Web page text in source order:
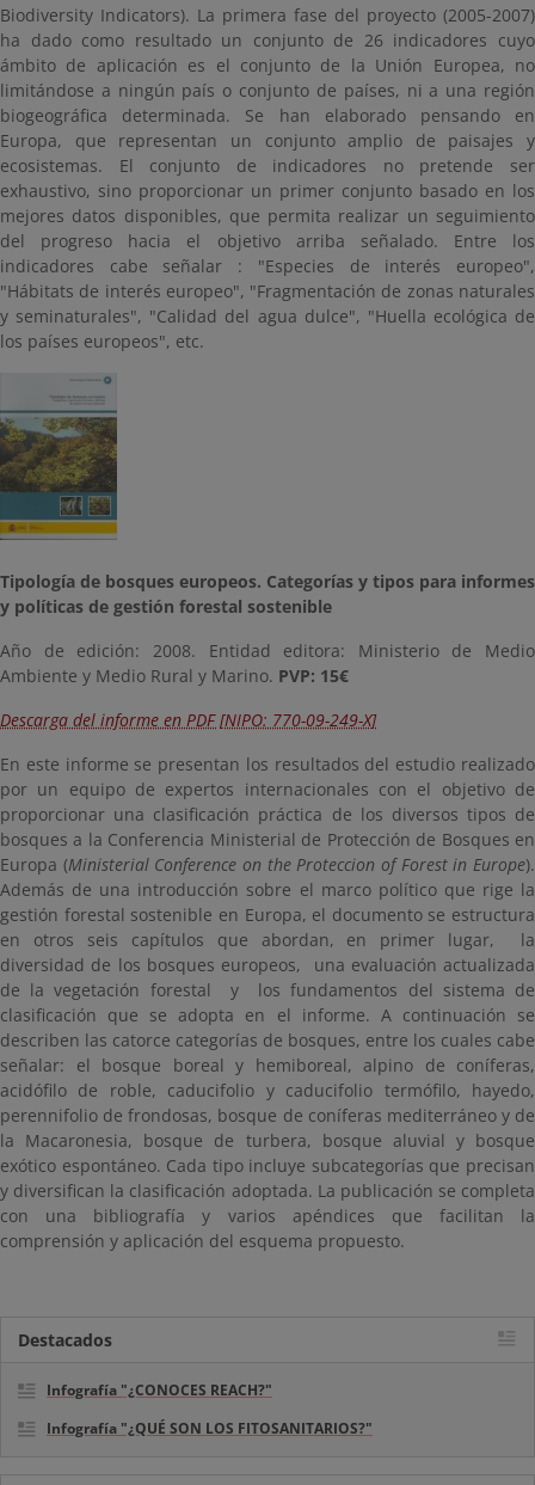
Biodiversity Indicators). La primera fase del proyecto (2005-2007)
ha dado como resultado un conjunto de 26 indicadores cuyo
ámbito de aplicación es el conjunto de la Unión Europea, no
limitándose a ningún país o conjunto de países, ni a una región
biogeográfica determinada. Se han elaborado pensando en
Europa, que representan un conjunto amplio de paisajes y
ecosistemas. El conjunto de indicadores no pretende ser
exhaustivo, sino proporcionar un primer conjunto basado en los
mejores datos disponibles, que permita realizar un seguimiento
del progreso hacia el objetivo arriba señalado. Entre los
indicadores cabe señalar : "Especies de interés europeo",
"Hábitats de interés europeo", "Fragmentación de zonas naturales
y seminaturales", "Calidad del agua dulce", "Huella ecológica de
los países europeos", etc.
Tipología de bosques europeos. Categorías y tipos para informes
y políticas de gestión forestal sostenible
Año de edición: 2008. Entidad editora: Ministerio de Medio
Ambiente y Medio Rural y Marino. PVP: 15€
Descarga del informe en PDF [NIPO: 770-09-249-X]
En este informe se presentan los resultados del estudio realizado
por un equipo de expertos internacionales con el objetivo de
proporcionar una clasificación práctica de los diversos tipos de
bosques a la Conferencia Ministerial de Protección de Bosques en
Europa (Ministerial Conference on the Proteccion of Forest in Europe).
Además de una introducción sobre el marco político que rige la
gestión forestal sostenible en Europa, el documento se estructura
en otros seis capítulos que abordan, en primer lugar, la
diversidad de los bosques europeos, una evaluación actualizada
de la vegetación forestal y los fundamentos del sistema de
clasificación que se adopta en el informe. A continuación se
describen las catorce categorías de bosques, entre los cuales cabe
señalar: el bosque boreal y hemiboreal, alpino de coníferas,
acidófilo de roble, caducifolio y caducifolio termófilo, hayedo,
perennifolio de frondosas, bosque de coníferas mediterráneo y de
la Macaronesia, bosque de turbera, bosque aluvial y bosque
exótico espontáneo. Cada tipo incluye subcategorías que precisan
y diversifican la clasificación adoptada. La publicación se completa
con una bibliografía y varios apéndices que facilitan la
comprensión y aplicación del esquema propuesto.
Destacados
Infografía "¿CONOCES REACH?"
Infografía "¿QUÉ SON LOS FITOSANITARIOS?"